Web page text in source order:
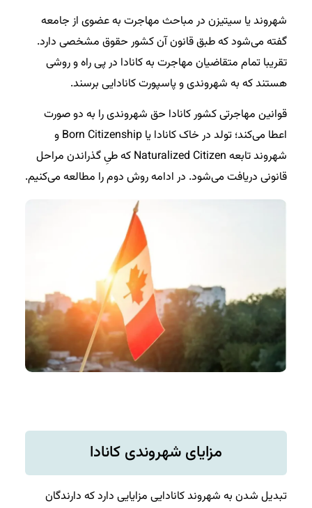
شهروند یا سیتیزن در مباحث مهاجرت به عضوی از جامعه
گفته می‌شود که طبق قانون آن کشور حقوق مشخصی دارد.
تقریبا تمام متقاضیان مهاجرت به کانادا در پی راه و روشی
هستند که به شهروندی و پاسپورت کانادایی برسند.
قوانین مهاجرتی کشور کانادا حق شهروندی را به دو صورت
اعطا می‌کند؛ تولد در خاک کانادا یا Born Citizenship و
شهروند تابعه Naturalized Citizen که طیِ گذراندن مراحل
قانونی دریافت می‌شود. در ادامه روش دوم را مطالعه می‌کنیم.
مزایای شهروندی کانادا
تبدیل شدن به شهروند کانادایی مزایایی دارد که دارندگان